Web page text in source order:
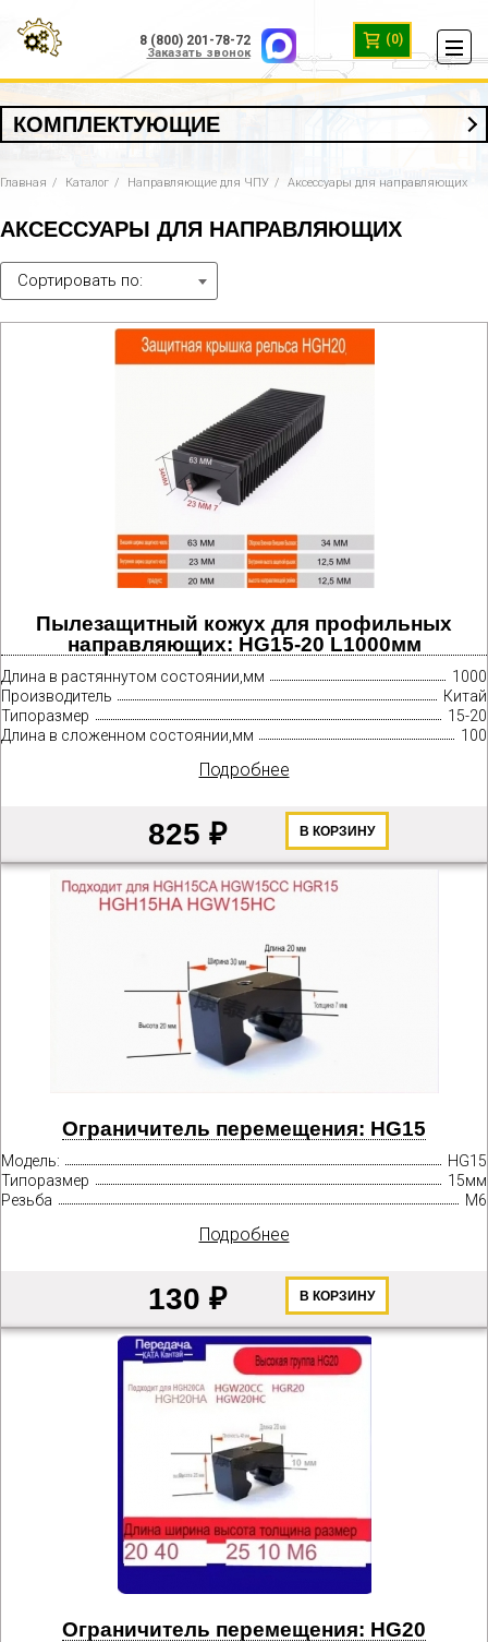
8 (800) 201-78-72
Заказать звонок
(0)
КОМПЛЕКТУЮЩИЕ
Главная Каталог Направляющие для ЧПУ Аксессуары для направляющих
АКСЕССУАРЫ ДЛЯ НАПРАВЛЯЮЩИХ
Сортировать по:
Пылезащитный кожух для профильных
направляющих: HG15-20 L1000мм
Длина в растяннутом состоянии,мм
1000
Производитель
Китай
Типоразмер
15-20
Длина в сложенном состоянии,мм
100
Подробнее
825 ₽ В КОРЗИНУ
Ограничитель перемещения: HG15
Модель:
HG15
Типоразмер
15мм
Резьба
М6
Подробнее
130 ₽ В КОРЗИНУ
Ограничитель перемещения: HG20